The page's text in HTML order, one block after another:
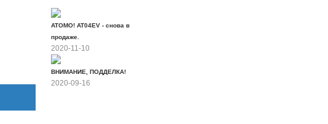
ATOMO! AT04EV - снова в
продаже.
2020-11-10
ВНИМАНИЕ, ПОДДЕЛКА!
2020-09-16